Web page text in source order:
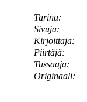
Tarina:
Sivuja:
Kirjoittaja:
Piirtäjä:
Tussaaja:
Originaali: